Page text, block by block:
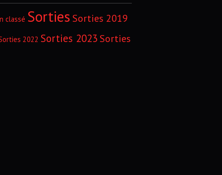
classé Sorties Sorties 2019
2022 Sorties 2023 Sorties